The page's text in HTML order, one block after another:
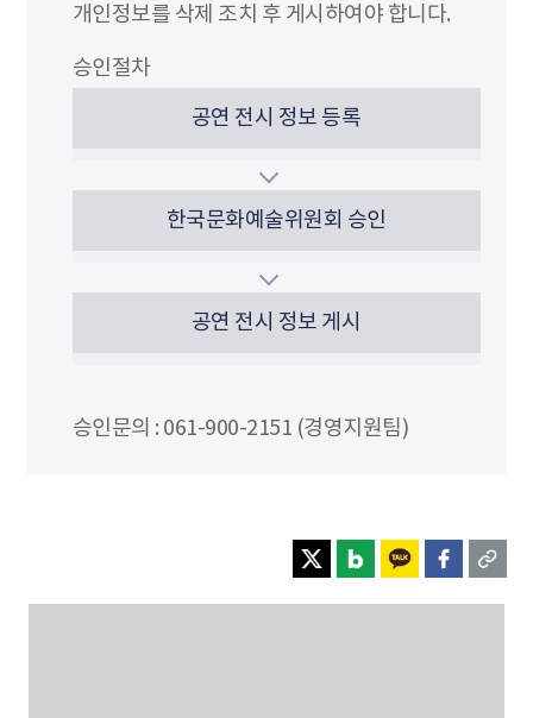
개인정보를 삭제 조치 후 게시하여야 합니다.
승인절차
공연 전시 정보 등록
한국문화예술위원회 승인
공연 전시 정보 게시
승인문의 : 061-900-2151 (경영지원팀)